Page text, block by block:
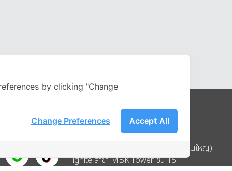
Address
บริษัท อิกไนท์ เอ สตาร์ จำกัด (สำนักงานใหญ่)
ignite สาขา MBK Tower ชั้น 15
by clicking "Change
Accept All
Change Preferences